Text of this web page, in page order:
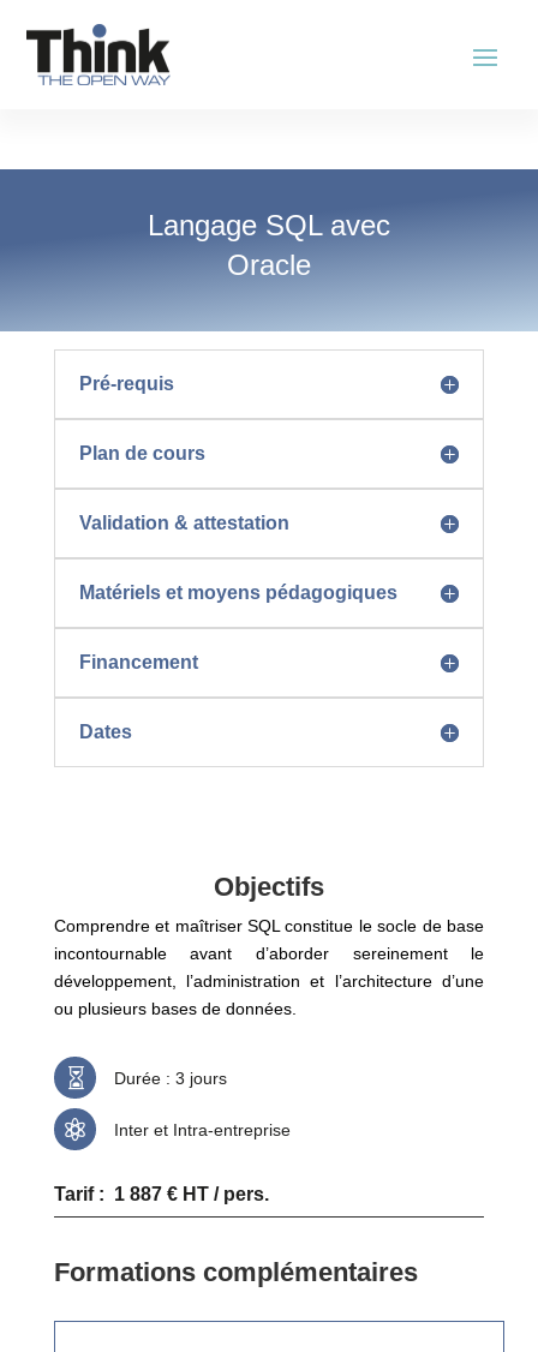
Langage SQL avec
Oracle
Pré-requis
Plan de cours
Validation & attestation
Matériels et moyens pédagogiques
Financement
Dates
Objectifs
Comprendre et maîtriser SQL constitue le socle de base
incontournable avant d’aborder sereinement le
développement, l’administration et l’architecture d’une
ou plusieurs bases de données.
 Durée : 3 jours
 Inter et Intra-entreprise
Tarif : 1 887 € HT / pers.
Formations complémentaires